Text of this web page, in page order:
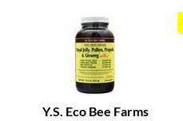
Y.S. Eco Bee Farms